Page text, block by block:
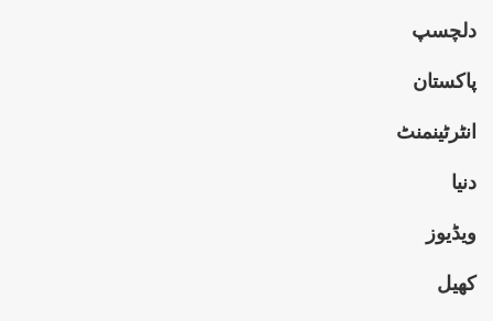
دلچسپ
پاکستان
انٹرٹینمنٹ
دنیا
ویڈیوز
کھیل